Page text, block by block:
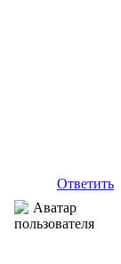
Ответить